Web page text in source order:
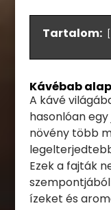
Tartalom:
Kávébab
A kávé
hasonlóan egy
növény több
Ezek a fajták
ízeket és